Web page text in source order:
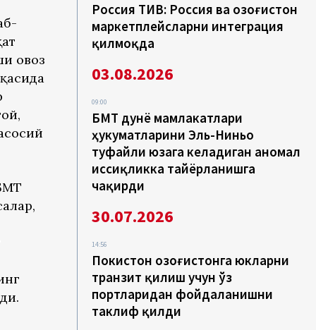
овоз
Россия ТИВ: Россия ва Қозоғистон
маркетплейсларни интеграция
қилмоқда
03.08.2026
09:00
БМТ дунё мамлакатлари
ҳукуматларини Эль-Ниньо
туфайли юзага келадиган аномал
иссиқликка тайёрланишга
чақирди
30.07.2026
14:56
Покистон Қозоғистонга юкларни
транзит қилиш учун ўз
портларидан фойдаланишни
таклиф қилди